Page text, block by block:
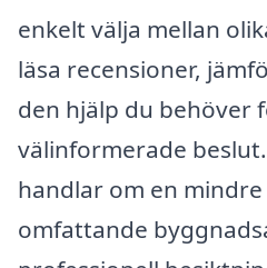
enkelt välja mellan
läsa recensioner,
den hjälp du behöver
välinformerade
handlar om en
omfattande